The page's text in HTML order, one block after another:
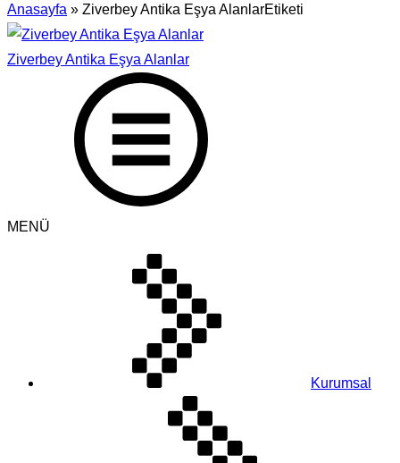
Anasayfa » Ziverbey Antika Eşya AlanlarEtiketi
Ziverbey Antika Eşya Alanlar
MENÜ
Kurumsal